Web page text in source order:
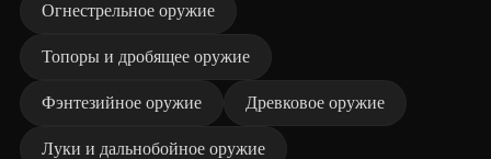
Огнестрельное оружие
Топоры и дробящее оружие
Фэнтезийное оружие Древковое оружие
Луки и дальнобойное оружие